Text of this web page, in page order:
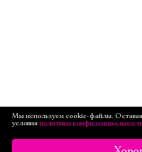
Мы используем cookie-файлы.
условия политики